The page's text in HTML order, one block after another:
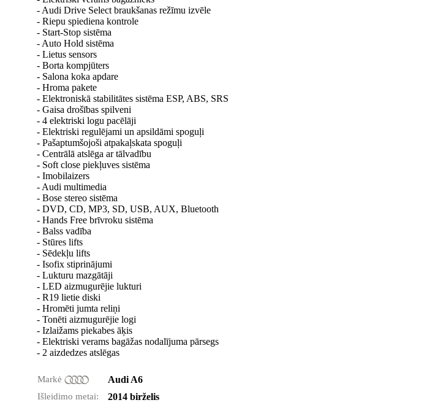
- Audi Drive Select braukšanas režīmu izvēle
- Riepu spiediena kontrole
- Start-Stop sistēma
- Auto Hold sistēma
- Lietus sensors
- Borta kompjūters
- Salona koka apdare
- Hroma pakete
- Elektroniskā stabilitātes sistēma ESP, ABS, SRS
- Gaisa drošības spilveni
- 4 elektriski logu pacēlāji
- Elektriski regulējami un apsildāmi spoguļi
- Pašaptumšojoši atpakaļskata spoguļi
- Centrālā atslēga ar tālvadību
- Soft close piekļuves sistēma
- Imobilaizers
- Audi multimedia
- Bose stereo sistēma
- DVD, CD, MP3, SD, USB, AUX, Bluetooth
- Hands Free brīvroku sistēma
- Balss vadība
- Stūres lifts
- Sēdekļu lifts
- Isofix stiprinājumi
- Lukturu mazgātāji
- LED aizmugurējie lukturi
- R19 lietie diski
- Hromēti jumta reliņi
- Tonēti aizmugurējie logi
- Izlaižams piekabes āķis
- Elektriski verams bagāžas nodalījuma pārsegs
- 2 aizdedzes atslēgas
Markė Audi A6
Išleidimo metai: 2014 birželis